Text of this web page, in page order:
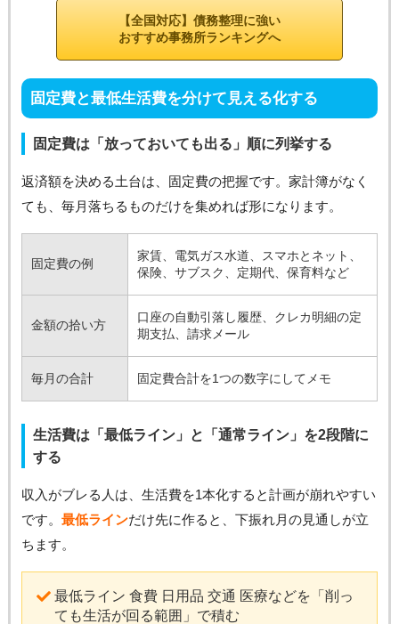
【全国対応】債務整理に強い
おすすめ事務所ランキングへ
固定費と最低生活費を分けて見える化する
固定費は「放っておいても出る」順に列挙する
返済額を決める土台は、固定費の把握です。家計簿がなく
ても、毎月落ちるものだけを集めれば形になります。
固定費の例
家賃、電気ガス水道、スマホとネット、
保険、サブスク、定期代、保育料など
金額の拾い方
口座の自動引落し履歴、クレカ明細の定
期支払、請求メール
毎月の合計 固定費合計を1つの数字にしてメモ
生活費は「最低ライン」と「通常ライン」を2段階に
する
収入がブレる人は、生活費を1本化すると計画が崩れやすい
です。 最低ラインだけ先に作ると、下振れ月の見通しが立
ちます。
最低ライン 食費 日用品 交通 医療などを「削っ
ても生活が回る範囲」で積む